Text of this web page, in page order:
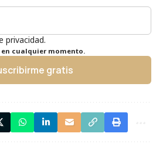
privacidad.
en cualquier momento.
gratis